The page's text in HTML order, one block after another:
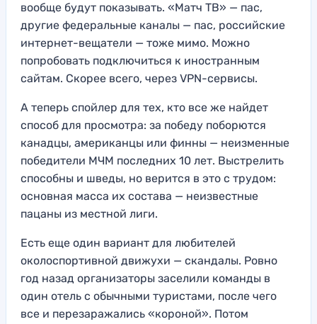
вообще будут показывать. «Матч ТВ» — пас,
другие федеральные каналы — пас, российские
интернет-вещатели — тоже мимо. Можно
попробовать подключиться к иностранным
сайтам. Скорее всего, через VPN-сервисы.
А теперь спойлер для тех, кто все же найдет
способ для просмотра: за победу поборются
канадцы, американцы или финны — неизменные
победители МЧМ последних 10 лет. Выстрелить
способны и шведы, но верится в это с трудом:
основная масса их состава — неизвестные
пацаны из местной лиги.
Есть еще один вариант для любителей
околоспортивной движухи — скандалы. Ровно
год назад организаторы заселили команды в
один отель с обычными туристами, после чего
все и перезаражались «короной». Потом